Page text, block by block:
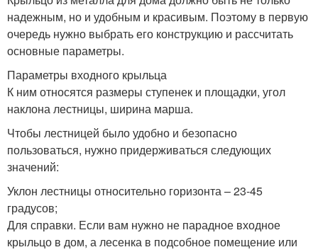
надежным, но и удобным и красивым. Поэтому в первую
очередь нужно выбрать его конструкцию и рассчитать
основные параметры.
Параметры входного крыльца
К ним относятся размеры ступенек и площадки, угол
наклона лестницы, ширина марша.
Чтобы лестницей было удобно и безопасно
пользоваться, нужно придерживаться следующих
значений:
Уклон лестницы относительно горизонта – 23-45
градусов;
Для справки. Если вам нужно не парадное входное
крыльцо в дом, а лесенка в подсобное помещение или